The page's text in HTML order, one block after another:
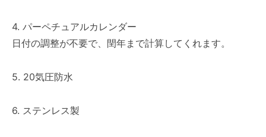
4. パーペチュアルカレンダー
日付の調整が不要で、閏年まで計算してくれます。
5. 20気圧防水
6. ステンレス製